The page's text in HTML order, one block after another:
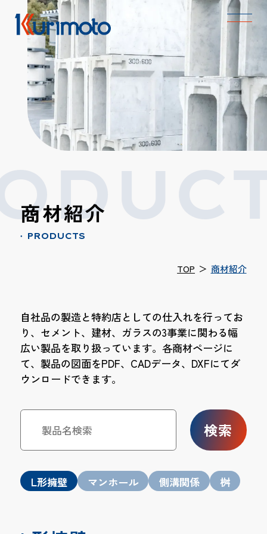
商材紹介
● PRODUCTS
TOP ＞ 商材紹介
自社品の製造と特約店としての仕入れを行ってお
り、セメント、建材、ガラスの3事業に関わる幅
広い製品を取り扱っています。各商材ページに
て、製品の図面をPDF、CADデータ、DXFにてダ
ウンロードできます。
検索
L形擁壁 マンホール 側溝関係 桝